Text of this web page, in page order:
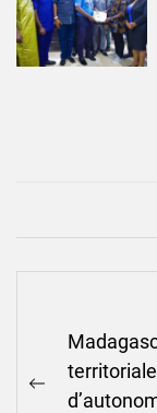
l’article
Previous